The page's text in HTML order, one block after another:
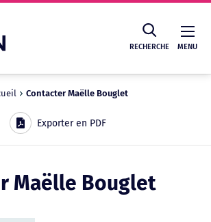
RECHERCHE MENU
Recherche
Contacter Maëlle Bouglet
Exporter en PDF
Maëlle Bouglet
panel